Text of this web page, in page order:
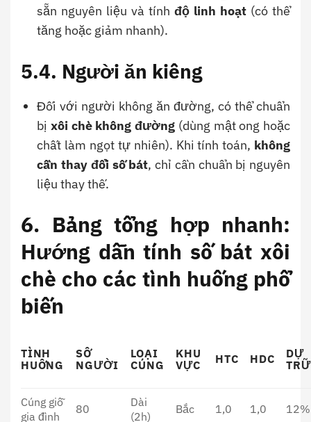
sẵn nguyên liệu và tínhđộ linh hoạt (có thể
tăng hoặc giảm nhanh).
5.4. Người ăn kiêng
Đối với người không ăn đường, có thể chuẩn
bịxôi chè không đường (dùng mật ong hoặc
chất làm ngọt tự nhiên). Khi tính toán, không
cần thay đổi số bát, chỉ cần chuẩn bị nguyên
liệu thay thế.
6. Bảng tổng hợp nhanh:
Hướng dẫn tính số bát xôi
chè cho các tình huống phổ
biến
TÌNH
HUỐNG
SỐ
NGƯỜI
LOẠI
CÚNG
KHU
VỰC
HTC HDC
DỰ
TRỮ
Cúng giỗ
gia đình
80
Dài
(2h)
Bắc 1,0 1,0 12%